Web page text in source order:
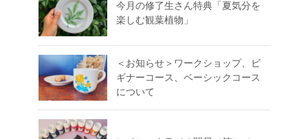
今月の修了生さん特典「夏気分を
楽しむ観葉植物」
＜お知らせ＞ワークショップ、ビ
ギナーコース、ベーシックコース
について